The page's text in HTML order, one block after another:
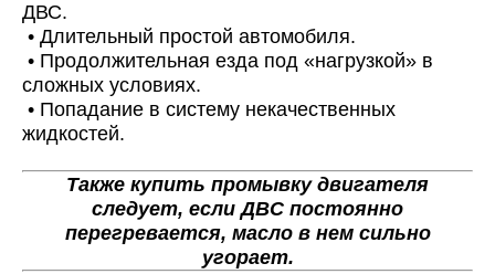
ДВС.
• Длительный простой автомобиля.
• Продолжительная езда под «нагрузкой» в
сложных условиях.
• Попадание в систему некачественных
жидкостей.
Также купить промывку двигателя
следует, если ДВС постоянно
перегревается, масло в нем сильно
угорает.